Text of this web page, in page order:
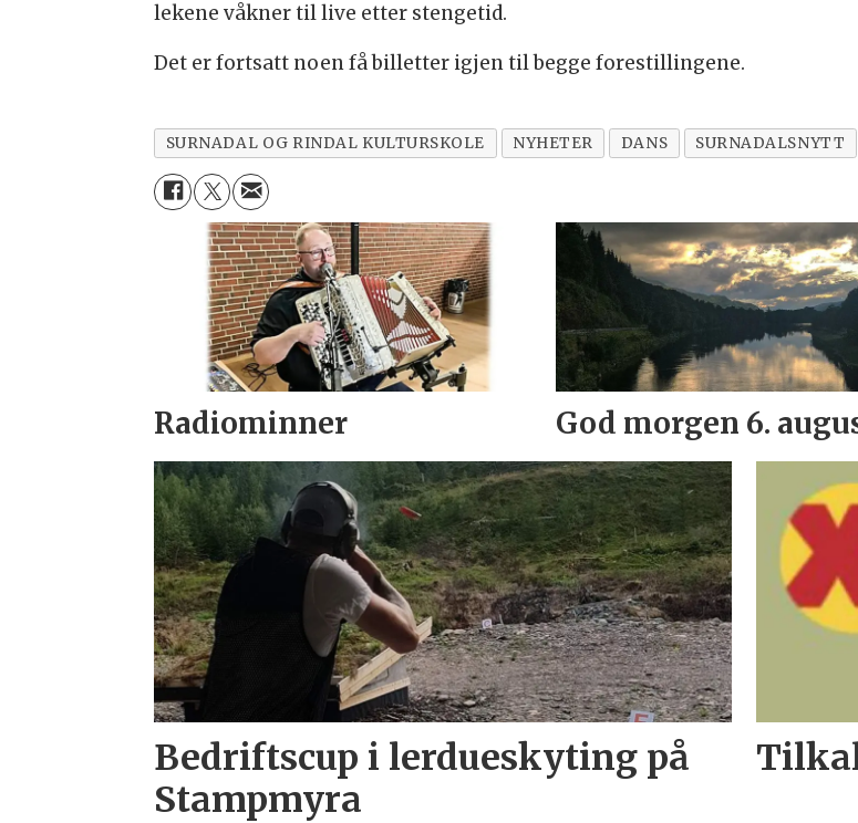
lekene våkner til live etter stengetid.
Det er fortsatt noen få billetter igjen til begge forestillingene.
SURNADAL OG RINDAL KULTURSKOLE NYHETER DANS SURNADALSNYTT
Radiominner God morgen 6.
Bedriftscup i lerdueskyting på
Stampmyra